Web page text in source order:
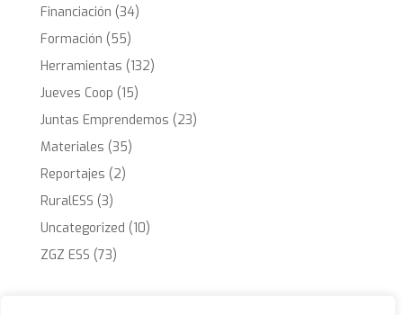
Financiación (34)
Formación (55)
Herramientas (132)
Jueves Coop (15)
Juntas Emprendemos (23)
Materiales (35)
Reportajes (2)
RuralESS (3)
Uncategorized (10)
ZGZ ESS (73)